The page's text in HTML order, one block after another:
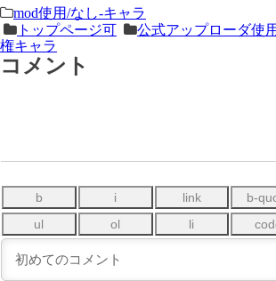
＜
次
の
前
の
記
mod使用/なし-キャラ
トップページ可
公式アップローダ使
権キャラ
コメント